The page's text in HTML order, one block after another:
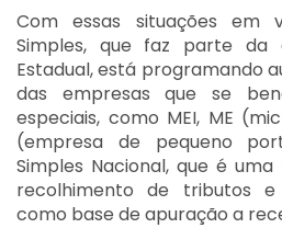
Com essas situações em
Simples, que faz parte da
Estadual, está programando
das empresas que se
especiais, como MEI, ME
(empresa de pequeno
Simples Nacional, que é
recolhimento de tributos e
como base de apuração a